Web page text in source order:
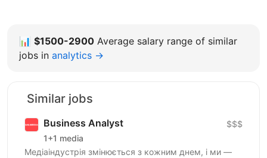
📊 $1500-2900 Average salary range of similar
jobs in analytics →
Similar jobs
Business Analyst
1+1 media
$$$
Медіаіндустрія змінюється з кожним днем, і ми —